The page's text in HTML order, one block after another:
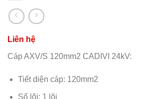
Cáp AXV/S 120mm2 CADIVI 24kV:
Tiết diện cáp: 120mm2
Số lõi: 1 lõi